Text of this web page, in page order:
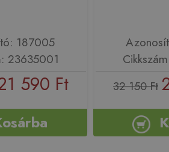
187005
23635001
590 Ft 32 150 Ft